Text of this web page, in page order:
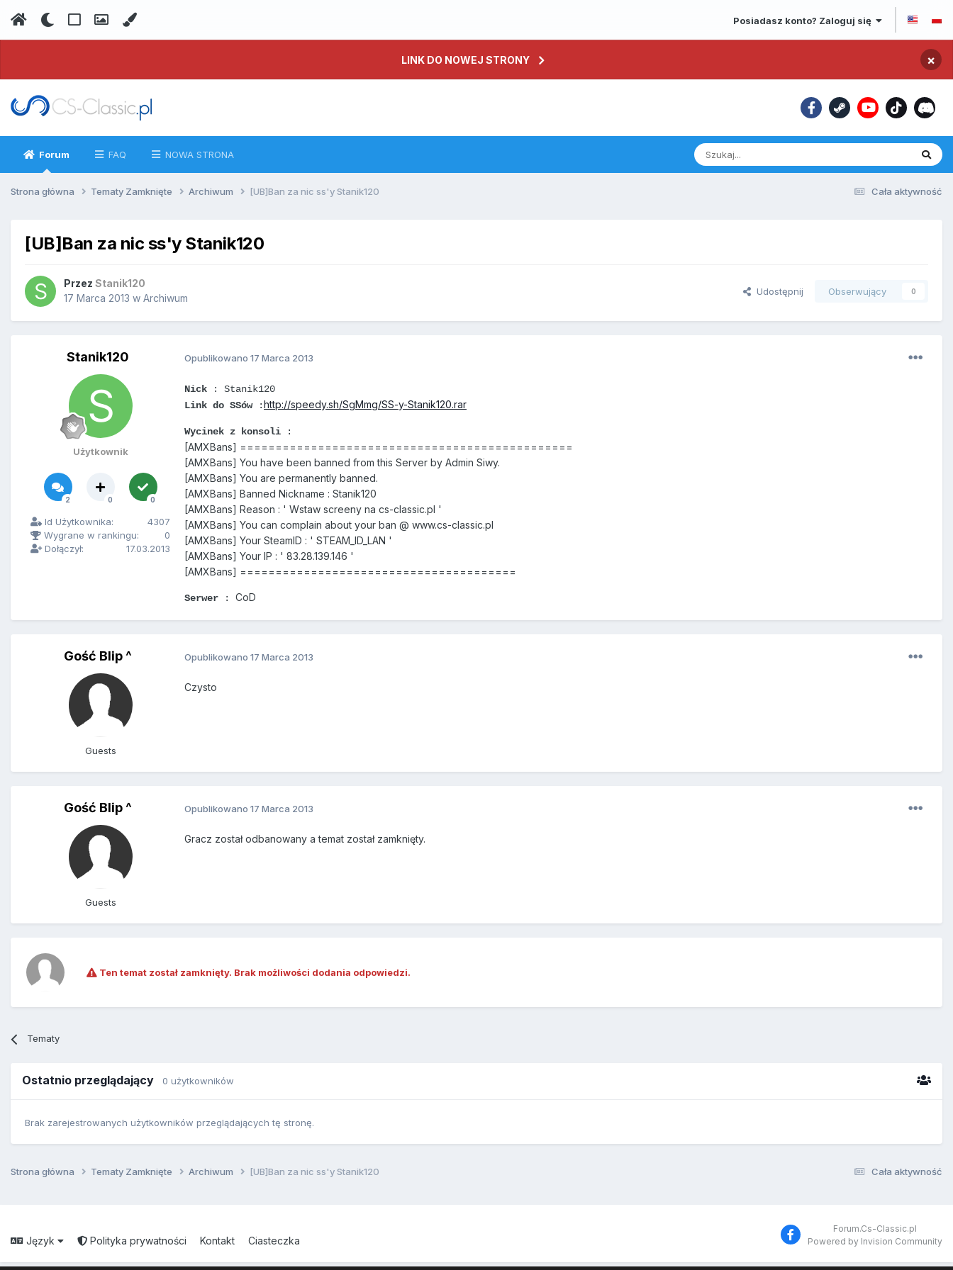
Posiadasz konto? Zaloguj się
LINK DO NOWEJ STRONY ×
Forum FAQ NOWA STRONA
Cała aktywność
Strona główna Tematy Zamknięte Archiwum [UB]Ban za nic ss'y Stanik120
[UB]Ban za nic ss'y Stanik120
Przez Stanik120
17 Marca 2013 w Archiwum
Udostępnij Obserwujący 0
Stanik120
Użytkownik
2 0 0
Id Użytkownika:
4307
Wygrane w rankingu:
0
Dołączył:
17.03.2013
Opublikowano 17 Marca 2013
Nick : Stanik120
Link do SSów:http://speedy.sh/SgMmg/SS-y-Stanik120.rar
Wycinek z konsoli :
[AMXBans] ===============================================
[AMXBans] You have been banned from this Server by Admin Siwy.
[AMXBans] You are permanently banned.
[AMXBans] Banned Nickname : Stanik120
[AMXBans] Reason : ' Wstaw screeny na cs-classic.pl '
[AMXBans] You can complain about your ban @ www.cs-classic.pl
[AMXBans] Your SteamID : ' STEAM_ID_LAN '
[AMXBans] Your IP : ' 83.28.139.146 '
[AMXBans] =======================================
Serwer : CoD
Gość Blip ^
Guests
Opublikowano 17 Marca 2013
Czysto
Gość Blip ^
Guests
Opublikowano 17 Marca 2013
Gracz został odbanowany a temat został zamknięty.
Ten temat został zamknięty. Brak możliwości dodania odpowiedzi.
Tematy
Ostatnio przeglądający 0 użytkowników
Brak zarejestrowanych użytkowników przeglądających tę stronę.
Cała aktywność
Strona główna Tematy Zamknięte Archiwum [UB]Ban za nic ss'y Stanik120
Język Polityka prywatności Kontakt Ciasteczka
Forum.Cs-Classic.pl
Powered by Invision Community